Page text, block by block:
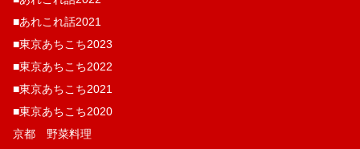
■あれこれ話2021
■東京あちこち2023
■東京あちこち2022
■東京あちこち2021
■東京あちこち2020
京都 野菜料理